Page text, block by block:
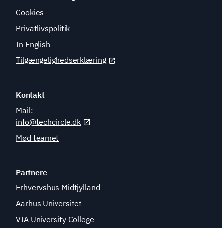
Cookies
Privatlivspolitik
In English
Tilgængelighedserklæring
Kontakt
Mail:
info@techcircle.dk
Mød teamet
Partnere
Erhvervshus Midtjylland
Aarhus Universitet
VIA University College